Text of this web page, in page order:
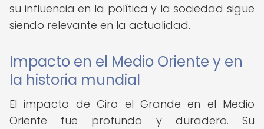
su influencia en la política y la sociedad sigue
siendo relevante en la actualidad.
Impacto en el Medio Oriente y en
la historia mundial
El impacto de Ciro el Grande en el Medio
Oriente fue profundo y duradero. Su